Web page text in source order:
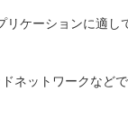
ケーションに適し
ネットワークなど